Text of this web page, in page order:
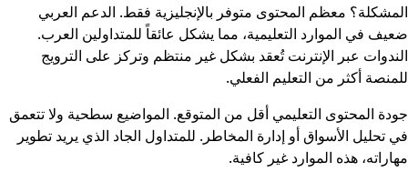
المشكلة؟ معظم المحتوى متوفر بالإنجليزية فقط. الدعم العربي
ضعيف في الموارد التعليمية، مما يشكل عائقاً للمتداولين العرب.
الندوات عبر الإنترنت تُعقد بشكل غير منتظم وتركز على الترويج
للمنصة أكثر من التعليم الفعلي.
جودة المحتوى التعليمي أقل من المتوقع. المواضيع سطحية ولا تتعمق
في تحليل الأسواق أو إدارة المخاطر. للمتداول الجاد الذي يريد تطوير
مهاراته، هذه الموارد غير كافية.